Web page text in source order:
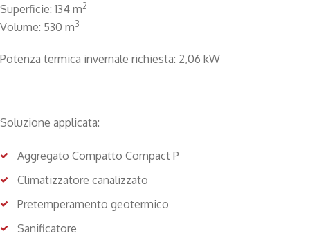
Superficie: 134 m2
Volume: 530 m3
Potenza termica invernale richiesta: 2,06 kW
Soluzione applicata:
Aggregato Compatto Compact P
Climatizzatore canalizzato
Pretemperamento geotermico
Sanificatore